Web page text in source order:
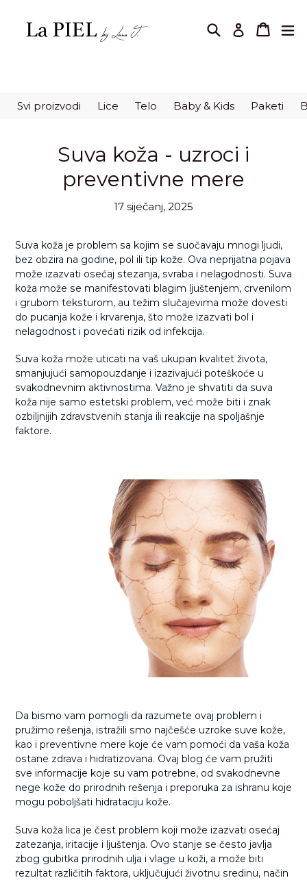
sadržaj.
PretražiPrijavi se
korpa
korpa
Svi proizvodi Lice Telo Baby & Kids Paketi
Suva koža - uzroci i
preventivne mere
17 siječanj, 2025
Suva koža je problem sa kojim se suočavaju mnogi ljudi,
bez obzira na godine, pol ili tip kože. Ova neprijatna pojava
može izazvati osećaj stezanja, svraba i nelagodnosti. Suva
koža može se manifestovati blagim ljuštenjem, crvenilom
i grubom teksturom, au težim slučajevima može dovesti
do pucanja kože i krvarenja, što može izazvati bol i
nelagodnost i povećati rizik od infekcija.
Suva koža može uticati na vaš ukupan kvalitet života,
smanjujući samopouzdanje i izazivajući poteškoće u
svakodnevnim aktivnostima. Važno je shvatiti da suva
koža nije samo estetski problem, već može biti i znak
ozbiljnijih zdravstvenih stanja ili reakcije na spoljašnje
faktore.
Da bismo vam pomogli da razumete ovaj problem i
pružimo rešenja, istražili smo najčešće uzroke suve kože,
kao i preventivne mere koje će vam pomoći da vaša koža
ostane zdrava i hidratizovana. Ovaj blog će vam pružiti
sve informacije koje su vam potrebne, od svakodnevne
nege kože do prirodnih rešenja i preporuka za ishranu koje
mogu poboljšati hidrataciju kože.
Suva koža lica je čest problem koji može izazvati osećaj
zatezanja, iritacije i ljuštenja. Ovo stanje se često javlja
zbog gubitka prirodnih ulja i vlage u koži, a može biti
rezultat različitih faktora, uključujući životnu sredinu, način